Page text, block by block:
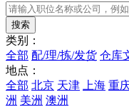
类别：
全部 配/理/拣/发货 仓库
地点：
全部 北京 天津 上海 重
洲 美洲 澳洲